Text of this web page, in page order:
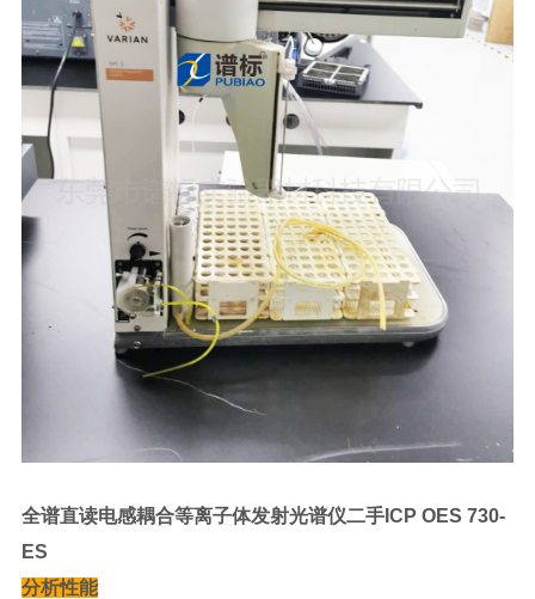
全谱直读电感耦合等离子体发射光谱仪二手ICP OES 730-
ES
分析性能